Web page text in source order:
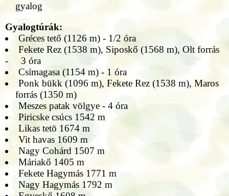
gyalog
Gyalogtúrák:
Gréces tető (1126 m) - 1/2 óra
Fekete Rez (1538 m), Siposkő (1568 m), Olt forrás
- 3 óra
Csímagasa (1154 m) - 1 óra
Ponk bükk (1096 m), Fekete Rez (1538 m), Maros
forrás (1350 m)
Meszes patak völgye - 4 óra
Piricske csúcs 1542 m
Likas tetö 1674 m
Vit havas 1609 m
Nagy Cohárd 1507 m
Máriakő 1405 m
Fekete Hagymás 1771 m
Nagy Hagymás 1792 m